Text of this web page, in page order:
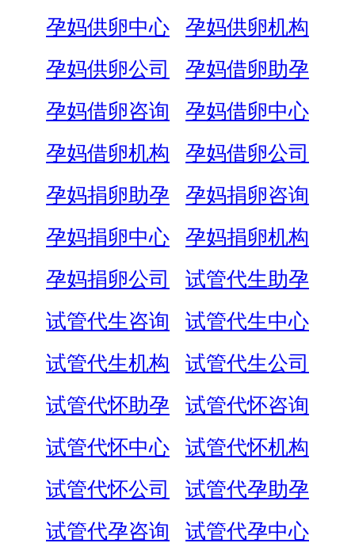
孕妈供卵中心
孕妈供卵机构
孕妈供卵公司
孕妈借卵助孕
孕妈借卵咨询
孕妈借卵中心
孕妈借卵机构
孕妈借卵公司
孕妈捐卵助孕
孕妈捐卵咨询
孕妈捐卵中心
孕妈捐卵机构
孕妈捐卵公司
试管代生助孕
试管代生咨询
试管代生中心
试管代生机构
试管代生公司
试管代怀助孕
试管代怀咨询
试管代怀中心
试管代怀机构
试管代怀公司
试管代孕助孕
试管代孕咨询
试管代孕中心